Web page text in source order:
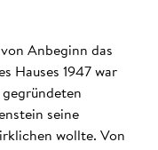
Anbeginn das
Hauses 1947 war
gegründeten
seine
wollte. Von